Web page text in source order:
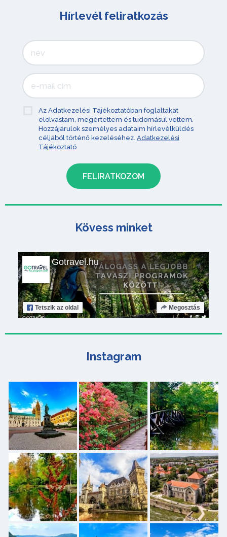
Hírlevél feliratkozás
Az Adatkezelési Tájékoztatóban foglaltakat
elolvastam, megértettem és tudomásul vettem.
Hozzájárulok személyes adataim hírlevélküldés
céljából történő kezeléséhez. Adatkezelési
Tájékoztató
Kövess minket
Gotravel.hu
Tetszik az oldal Megosztás
Instagram